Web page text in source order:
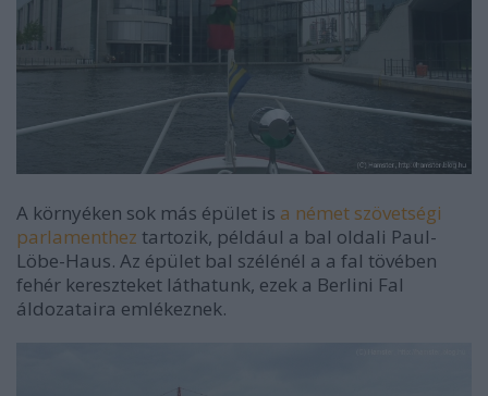
A környéken sok más épület is a német szövetségi
parlamenthez tartozik, például a bal oldali Paul-
Löbe-Haus. Az épület bal szélénél a a fal tövében
fehér kereszteket láthatunk, ezek a Berlini Fal
áldozataira emlékeznek.